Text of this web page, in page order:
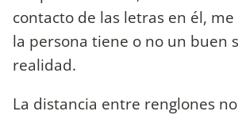
contacto de las letras en él,
la persona tiene o no un buen
realidad.
La distancia entre renglones